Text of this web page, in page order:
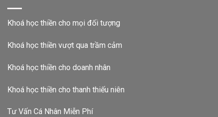
Khoá học thiền cho mọi đối tượng
Khoá học thiền vượt qua trầm cảm
Khoá học thiền cho doanh nhân
Khoá học thiền cho thanh thiếu niên
Tư Vấn Cá Nhân Miễn Phí